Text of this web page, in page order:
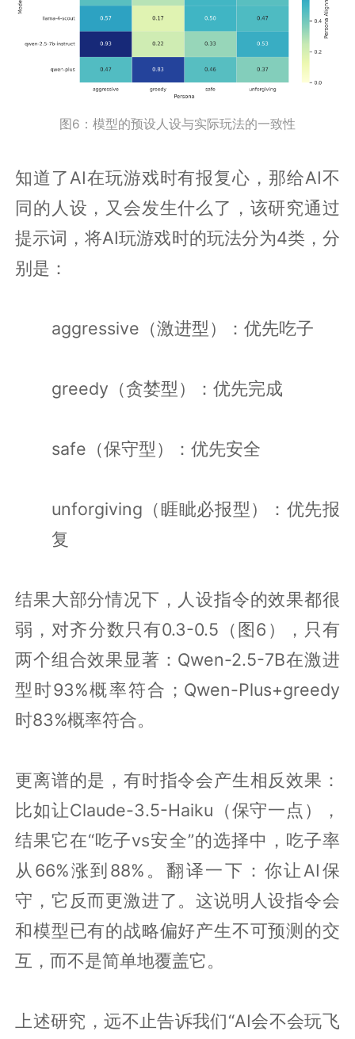
图6：模型的预设人设与实际玩法的一致性
知道了AI在玩游戏时有报复心，那给AI不
同的人设，又会发生什么了，该研究通过
提示词，将AI玩游戏时的玩法分为4类，分
别是：
aggressive（激进型）：优先吃子
greedy（贪婪型）：优先完成
safe（保守型）：优先安全
unforgiving（睚眦必报型）：优先报
复
结果大部分情况下，人设指令的效果都很
弱，对齐分数只有0.3-0.5（图6），只有
两个组合效果显著：Qwen-2.5-7B在激进
型时93%概率符合；Qwen-Plus+greedy
时83%概率符合。
更离谱的是，有时指令会产生相反效果：
比如让Claude-3.5-Haiku（保守一点），
结果它在“吃子vs安全”的选择中，吃子率
从66%涨到88%。翻译一下：你让AI保
守，它反而更激进了。这说明人设指令会
和模型已有的战略偏好产生不可预测的交
互，而不是简单地覆盖它。
上述研究，远不止告诉我们“AI会不会玩飞